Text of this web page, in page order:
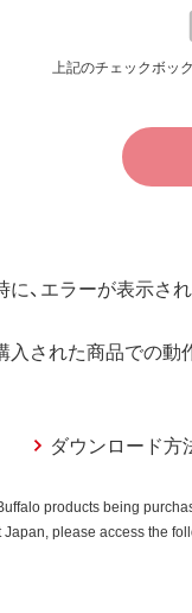
スに提供される、全
条件で、本ソフトウ
用許諾後も引き続
所有権に関する表
のソースコードを調
全部を利用した新
上記のチェックボッ
、エラーが表示さ
された商品での
ダウンロード方
products being
please access the